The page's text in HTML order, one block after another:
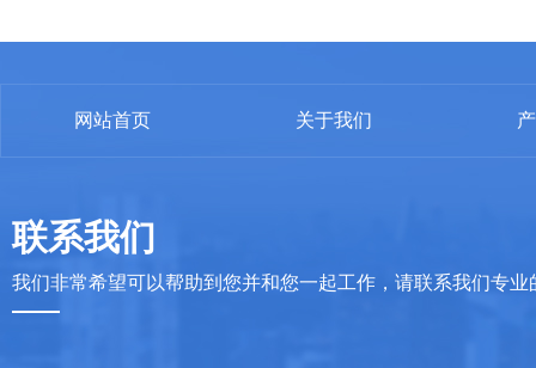
网站首页 关于我们
联系我们
我们非常希望可以帮助到您并和您一起工作，请联系我们专业